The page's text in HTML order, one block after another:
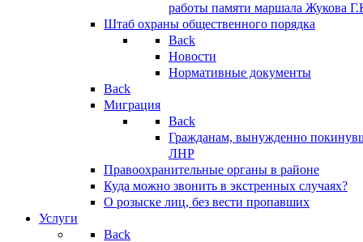
работы памяти маршала Жукова
Штаб охраны общественного порядка
Back
Новости
Нормативные документы
Back
Миграция
Back
Гражданам, вынужденно
ЛНР
Правоохранительные органы в районе
Куда можно звонить в экстренных случаях?
О розыске лиц, без вести пропавших
Услуги
Back